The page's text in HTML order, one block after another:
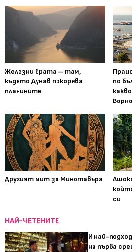
Железни врата – там,
където Дунав покорява
планините
по
Другият мит за Минотавъра
си
НАЙ-ЧЕТЕНИТЕ
И най-
на първа